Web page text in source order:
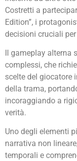
Costretti a
Edition”, i
decisioni cruciali
Il gameplay alterna
complessi, che
scelte del giocatore
della trama,
incoraggiando a
verità.
Uno degli elementi
narrativa non
temporali e